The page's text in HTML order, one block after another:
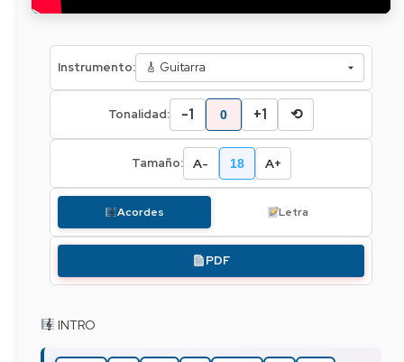
Instrumento:
Tonalidad: -1 0 +1 ⟲
Tamaño: A- 18 A+
Acordes Letra
PDF
INTRO